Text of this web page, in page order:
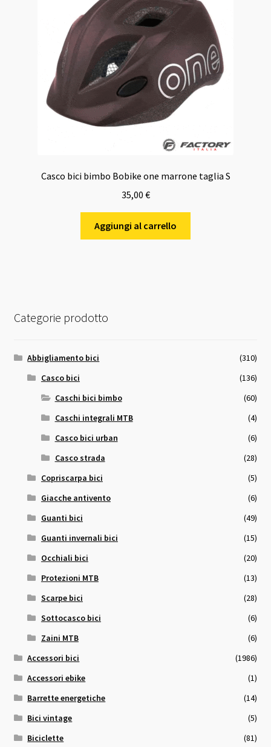
Casco bici bimbo Bobike one marrone taglia S
35,00 €
Aggiungi al carrello
Categorie prodotto
Abbigliamento bici
(310)
Casco bici
(136)
Caschi bici bimbo
(60)
Caschi integrali MTB
(4)
Casco bici urban
(6)
Casco strada
(28)
Copriscarpa bici
(5)
Giacche antivento
(6)
Guanti bici
(49)
Guanti invernali bici
(15)
Occhiali bici
(20)
Protezioni MTB
(13)
Scarpe bici
(28)
Sottocasco bici
(6)
Zaini MTB
(6)
Accessori bici
(1986)
Accessori ebike
(1)
Barrette energetiche
(14)
Bici vintage
(5)
Biciclette
(81)